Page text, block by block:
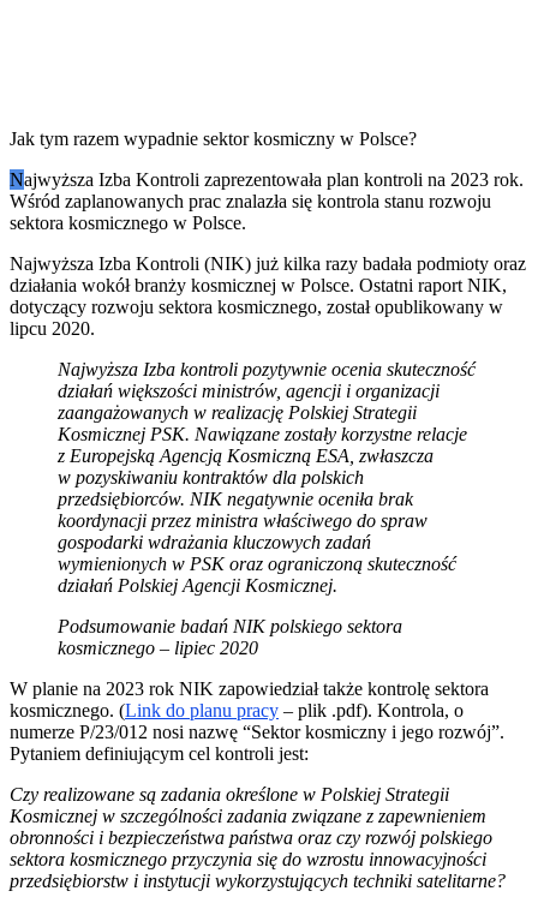
Jak tym razem wypadnie sektor kosmiczny w Polsce?
Najwyższa Izba Kontroli zaprezentowała plan kontroli na 2023 rok.
Wśród zaplanowanych prac znalazła się kontrola stanu rozwoju
sektora kosmicznego w Polsce.
Najwyższa Izba Kontroli (NIK) już kilka razy badała podmioty oraz
działania wokół branży kosmicznej w Polsce. Ostatni raport NIK,
dotyczący rozwoju sektora kosmicznego, został opublikowany w
lipcu 2020.
Najwyższa Izba kontroli pozytywnie ocenia skuteczność
działań większości ministrów, agencji i organizacji
zaangażowanych w realizację Polskiej Strategii
Kosmicznej PSK. Nawiązane zostały korzystne relacje
z Europejską Agencją Kosmiczną ESA, zwłaszcza
w pozyskiwaniu kontraktów dla polskich
przedsiębiorców. NIK negatywnie oceniła brak
koordynacji przez ministra właściwego do spraw
gospodarki wdrażania kluczowych zadań
wymienionych w PSK oraz ograniczoną skuteczność
działań Polskiej Agencji Kosmicznej.
Podsumowanie badań NIK polskiego sektora
kosmicznego – lipiec 2020
W planie na 2023 rok NIK zapowiedział także kontrolę sektora
kosmicznego. (Link do planu pracy – plik .pdf). Kontrola, o
numerze P/23/012 nosi nazwę “Sektor kosmiczny i jego rozwój”.
Pytaniem definiującym cel kontroli jest:
Czy realizowane są zadania określone w Polskiej Strategii
Kosmicznej w szczególności zadania związane z zapewnieniem
obronności i bezpieczeństwa państwa oraz czy rozwój polskiego
sektora kosmicznego przyczynia się do wzrostu innowacyjności
przedsiębiorstw i instytucji wykorzystujących techniki satelitarne?